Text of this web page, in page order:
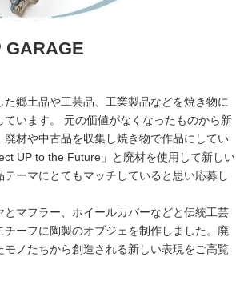
GARAGE
郷土品や工芸品、工業製品などを焼き物に
います。 元の価値がなくなったものから新
材や中古品を収集し焼き物で作品にしてい
UP to the Future」と廃材を使用して新しい
ーマにとてもマッチしていると思い応募し
マフラー、ホイールカバーなどと伝統工芸
ーフに陶製のオブジェを制作しました。廃
ノたちから創造される新しい表現をご高覧